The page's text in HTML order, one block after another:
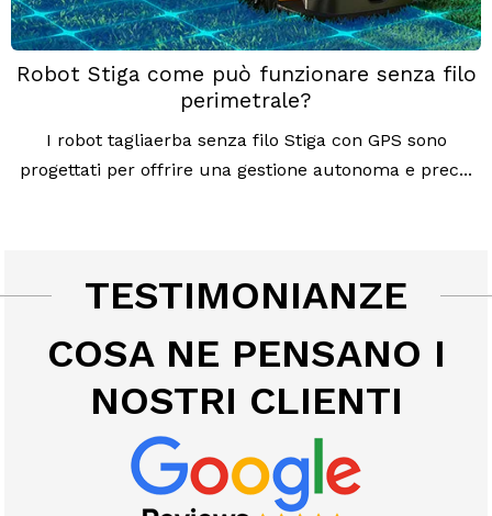
Robot Stiga come può funzionare senza filo
perimetrale?
I robot tagliaerba senza filo Stiga con GPS sono
progettati per offrire una gestione autonoma e prec...
TESTIMONIANZE
COSA NE PENSANO I
NOSTRI CLIENTI